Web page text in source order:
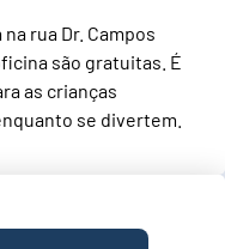
rua Dr. Campos
são gratuitas. É
as crianças
se divertem.